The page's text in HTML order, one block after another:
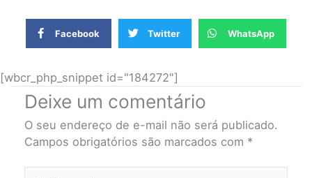
Facebook Twitter WhatsApp
[wbcr_php_snippet id="184272"]
Deixe um comentário
O seu endereço de e-mail não será publicado.
Campos obrigatórios são marcados com *